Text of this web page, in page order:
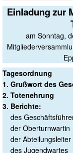
Jugendweb
Über uns
Login/out
Einladung zur
am Sonntag,
Tagesordnung
1. Grußwort des
2. Totenehrung
3. Berichte:
des
der Oberturnwartin
der Abteilungsleiter
des Jugendwartes